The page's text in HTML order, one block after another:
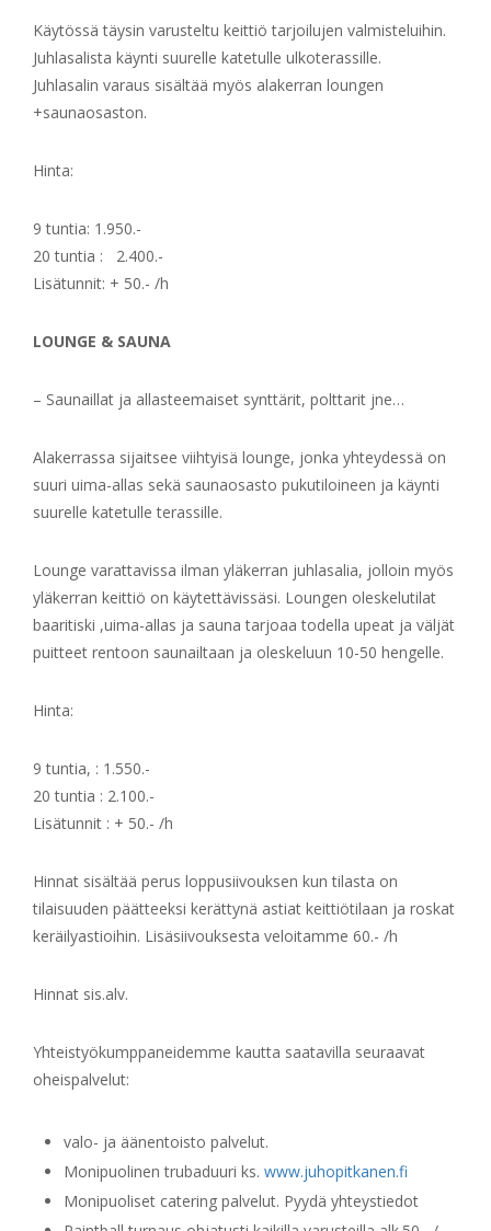
Käytössä täysin varusteltu keittiö tarjoilujen valmisteluihin.
Juhlasalista käynti suurelle katetulle ulkoterassille.
Juhlasalin varaus sisältää myös alakerran loungen
+saunaosaston.
Hinta:
9 tuntia: 1.950.-
20 tuntia : 2.400.-
Lisätunnit: + 50.- /h
LOUNGE & SAUNA
– Saunaillat ja allasteemaiset synttärit, polttarit jne…
Alakerrassa sijaitsee viihtyisä lounge, jonka yhteydessä on
suuri uima-allas sekä saunaosasto pukutiloineen ja käynti
suurelle katetulle terassille.
Lounge varattavissa ilman yläkerran juhlasalia, jolloin myös
yläkerran keittiö on käytettävissäsi. Loungen oleskelutilat
baaritiski ,uima-allas ja sauna tarjoaa todella upeat ja väljät
puitteet rentoon saunailtaan ja oleskeluun 10-50 hengelle.
Hinta:
9 tuntia, : 1.550.-
20 tuntia : 2.100.-
Lisätunnit : + 50.- /h
Hinnat sisältää perus loppusiivouksen kun tilasta on
tilaisuuden päätteeksi kerättynä astiat keittiötilaan ja roskat
keräilyastioihin. Lisäsiivouksesta veloitamme 60.- /h
Hinnat sis.alv.
Yhteistyökumppaneidemme kautta saatavilla seuraavat
oheispalvelut:
valo- ja äänentoisto palvelut.
Monipuolinen trubaduuri ks. www.juhopitkanen.fi
Monipuoliset catering palvelut. Pyydä yhteystiedot